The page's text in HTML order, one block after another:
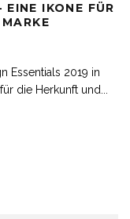
EINE IKONE FÜR
Essentials 2019 in
die Herkunft und